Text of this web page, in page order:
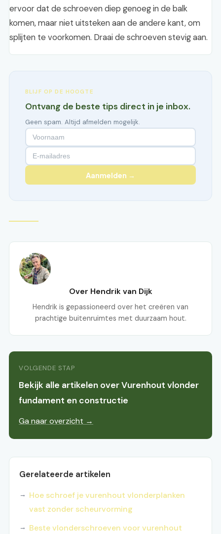
ervoor dat de schroeven diep genoeg in de balk
komen, maar niet uitsteken aan de andere kant, om
splijten te voorkomen. Draai de schroeven stevig aan.
BLIJF OP DE HOOGTE
Ontvang de beste tips direct in je inbox.
Geen spam. Altijd afmelden mogelijk.
Aanmelden →
Over Hendrik van Dijk
Hendrik is gepassioneerd over het creëren van
prachtige buitenruimtes met duurzaam hout.
VOLGENDE STAP
Bekijk alle artikelen over Vurenhout vlonder
fundament en constructie
Ga naar overzicht →
Gerelateerde artikelen
Hoe schroef je vurenhout vlonderplanken
vast zonder scheurvorming
Beste vlonderschroeven voor vurenhout